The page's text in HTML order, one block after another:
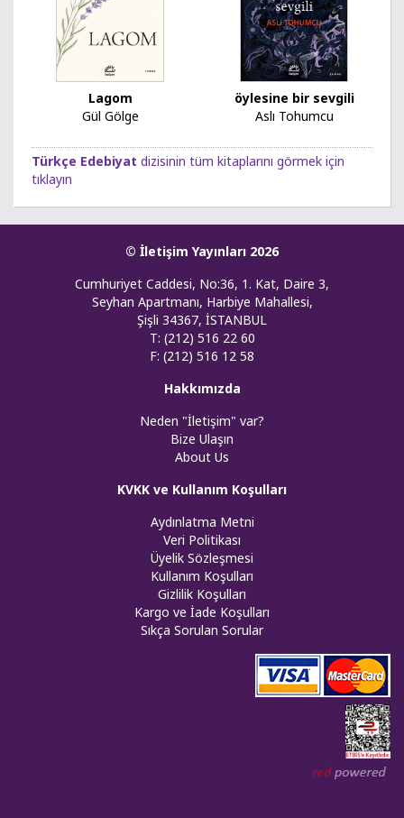
Lagom
Gül Gölge
öylesine bir sevgili
Aslı Tohumcu
Türkçe Edebiyat dizisinin tüm kitaplarını görmek için
tıklayın
© İletişim Yayınları 2026
Cumhuriyet Caddesi, No:36, 1. Kat, Daire 3,
Seyhan Apartmanı, Harbiye Mahallesi,
Şişli 34367, İSTANBUL
T: (212) 516 22 60
F: (212) 516 12 58
Hakkımızda
Neden "İletişim" var?
Bize Ulaşın
About Us
KVKK ve Kullanım Koşulları
Aydınlatma Metni
Veri Politikası
Üyelik Sözleşmesi
Kullanım Koşulları
Gizlilik Koşulları
Kargo ve İade Koşulları
Sıkça Sorulan Sorular
Web